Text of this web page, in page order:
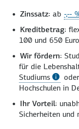
Zinssatz:ab -,--
Kreditbetrag:
100 und 650 Euro
Wir fördern:
für die
Studiums
Hochschulen in
Ihr Vorteil:
Sicherheiten und